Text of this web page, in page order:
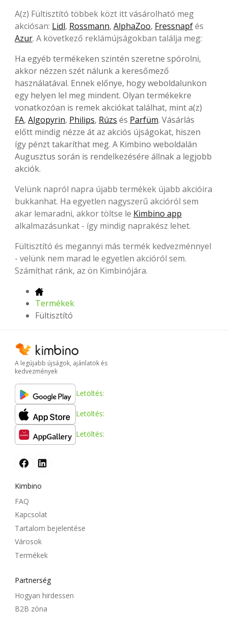
A(z) Fültisztító többek közt itt vásárolható meg
akciósan: Lidl, Rossmann, AlphaZoo, Fressnapfés
Azur. A következő reklámújságokban találja meg:
Ha egyéb termékeken szintén szeretne spórolni,
akkor nézzen szét nálunk a keresőmező
használatával. Ennek előnye, hogy weboldalunkon
egy helyen lel meg mindent. Olyan termékekre
vonatkozóan is remek akciókat találhat, mint a(z)
FA, Algopyrin, Philips, Rúzs és Parfüm. Vásárlás
előtt mindig nézze át az akciós újságokat, hiszen
így pénzt takaríthat meg. A Kimbino weboldalán
Augusztus során is rendelkezésére állnak a legjobb
akciók.
Velünk napról napra újabb termékek újabb akcióira
bukkanhat. Ha egyetlen nagyszerű akcióról sem
akar lemaradni, akkor töltse le Kimbino app
alkalmazásunkat - így mindig naprakész lehet.
Fültisztító és megannyi más termék kedvezménnyel
- velünk nem marad le egyetlen akcióról sem.
Számíthat ránk, az ön Kimbinójára.
Termékek
Fültisztító
A legújabb újságok, ajánlatok és
kedvezmények
Letöltés:
Letöltés:
Letöltés:
Kimbino
FAQ
Kapcsolat
Tartalom bejelentése
Városok
Termékek
Partnerség
Hogyan hirdessen
B2B zóna